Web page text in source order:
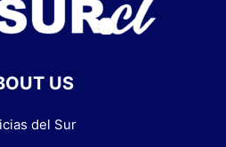
US
del Sur